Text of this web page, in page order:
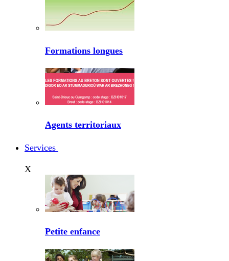
Formations longues
Agents territoriaux
Services
X
Petite enfance